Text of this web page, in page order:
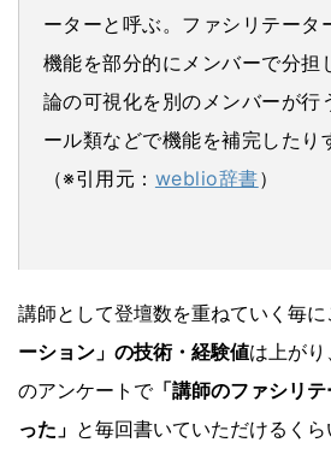
ーターと呼ぶ。ファシリテータ
機能を部分的にメンバーで分担
論の可視化を別のメンバーが行
ール類などで機能を補完したり
（※引用元： weblio辞書）
講師として登壇数を重ねていく毎に
ーション」の技術・経験値は上が
のアンケートで「講師のファシリ
った」 と毎回書いていただけるくら